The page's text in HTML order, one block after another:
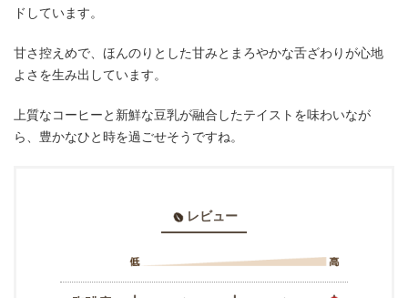
ドしています。
甘さ控えめで、ほんのりとした甘みとまろやかな舌ざわりが心地
よさを生み出しています。
上質なコーヒーと新鮮な豆乳が融合したテイストを味わいなが
ら、豊かなひと時を過ごせそうですね。
レビュー